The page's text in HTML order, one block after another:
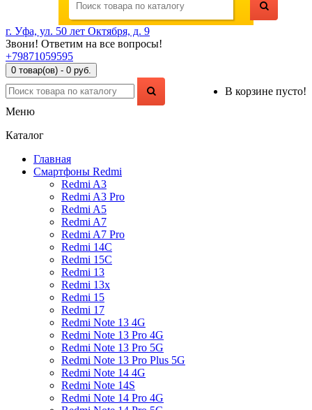
г. Уфа, ул. 50 лет Октября, д. 9
Звони! Ответим на все вопросы!
+79871059595
0 товар(ов) - 0 руб.
В корзине пусто!
Меню
Каталог
Главная
Смартфоны Redmi
Redmi A3
Redmi A3 Pro
Redmi A5
Redmi A7
Redmi A7 Pro
Redmi 14C
Redmi 15C
Redmi 13
Redmi 13x
Redmi 15
Redmi 17
Redmi Note 13 4G
Redmi Note 13 Pro 4G
Redmi Note 13 Pro 5G
Redmi Note 13 Pro Plus 5G
Redmi Note 14 4G
Redmi Note 14S
Redmi Note 14 Pro 4G